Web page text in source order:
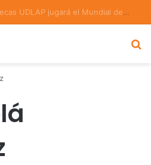
Estudiantes STEM de la UDLAP destacan en el MUTVI 2026